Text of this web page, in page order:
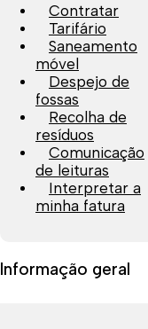
Contratar
Tarifário
Saneamento
móvel
Despejo de
fossas
Recolha de
resíduos
Comunicação
de leituras
Interpretar a
minha fatura
Informação geral